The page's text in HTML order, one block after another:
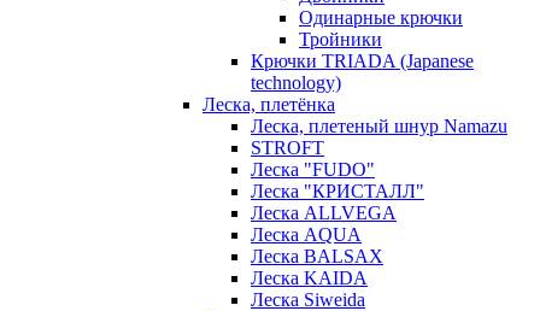
Одинарные крючки
Тройники
Крючки TRIADA (Japanese
technology)
Леска, плетёнка
Леска, плетеный шнур Namazu
STROFT
Леска "FUDO"
Леска "КРИСТАЛЛ"
Леска ALLVEGA
Леска AQUA
Леска BALSAX
Леска KAIDA
Леска Siweida